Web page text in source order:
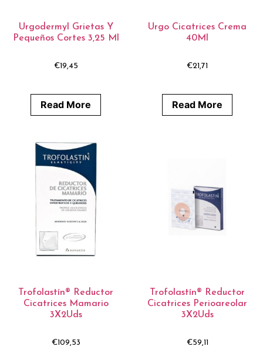
Urgodermyl Grietas Y
Pequeños Cortes 3,25 Ml
€19,45
Read More
Urgo Cicatrices Crema
40Ml
€21,71
Read More
Trofolastín® Reductor
Cicatrices Mamario
3X2Uds
€109,53
Trofolastín® Reductor
Cicatrices Perioareolar
3X2Uds
€59,11